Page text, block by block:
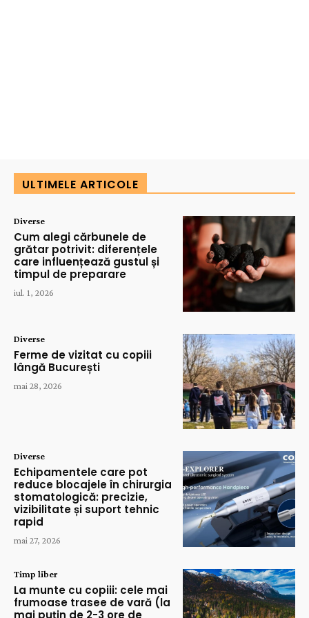
ULTIMELE ARTICOLE
Diverse
Cum alegi cărbunele de
grătar potrivit: diferențele
care influențează gustul și
timpul de preparare
iul. 1, 2026
Diverse
Ferme de vizitat cu copiii
lângă București
mai 28, 2026
Diverse
Echipamentele care pot
reduce blocajele în chirurgia
stomatologică: precizie,
vizibilitate și suport tehnic
rapid
mai 27, 2026
Timp liber
La munte cu copiii: cele mai
frumoase trasee de vară (la
mai puțin de 2-3 ore de